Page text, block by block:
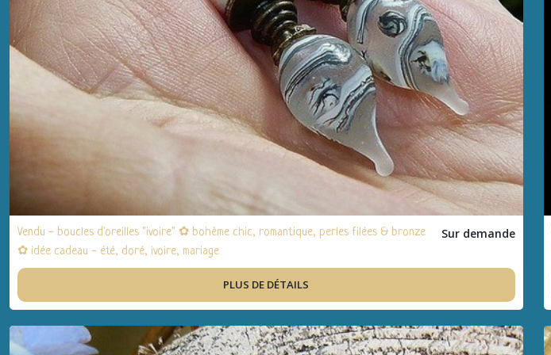
Vendu - boucles d'oreilles "ivoire" ✿ bohème chic, romantique, perles filées & bronze
✿ idée cadeau - été, doré, ivoire, mariage
Sur demande
PLUS DE DÉTAILS